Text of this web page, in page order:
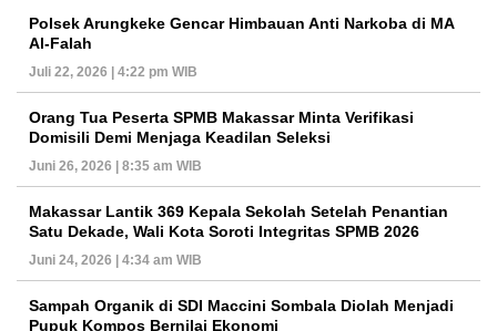
Polsek Arungkeke Gencar Himbauan Anti Narkoba di MA
Al-Falah
Juli 22, 2026 | 4:22 pm WIB
Orang Tua Peserta SPMB Makassar Minta Verifikasi
Domisili Demi Menjaga Keadilan Seleksi
Juni 26, 2026 | 8:35 am WIB
Makassar Lantik 369 Kepala Sekolah Setelah Penantian
Satu Dekade, Wali Kota Soroti Integritas SPMB 2026
Juni 24, 2026 | 4:34 am WIB
Sampah Organik di SDI Maccini Sombala Diolah Menjadi
Pupuk Kompos Bernilai Ekonomi